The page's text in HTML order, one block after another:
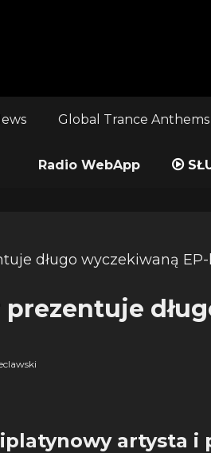
Global Trance Anthems
Radio WebApp
artysta i